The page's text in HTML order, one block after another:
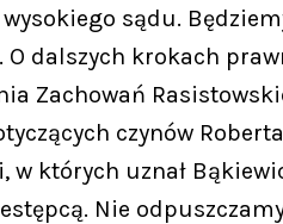
wysokiego sądu.
O dalszych krokach
Zachowań
czynów
w których uznał
Nie odpuszczamy!